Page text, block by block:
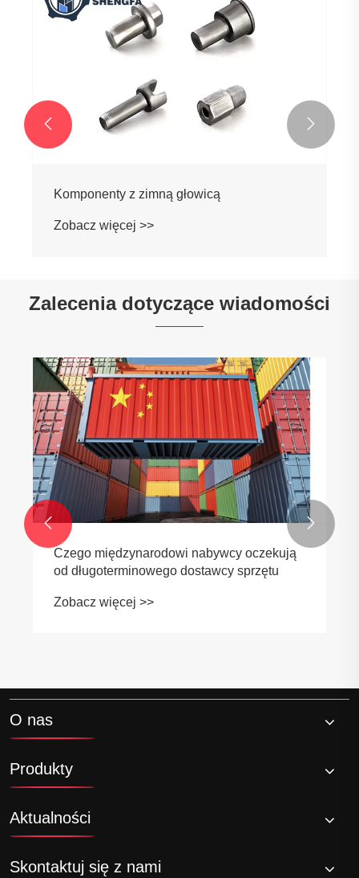
Komponenty z zimną głowicą
Zobacz więcej >>
Zalecenia dotyczące wiadomości
Zobacz więcej >>
O nas
Produkty